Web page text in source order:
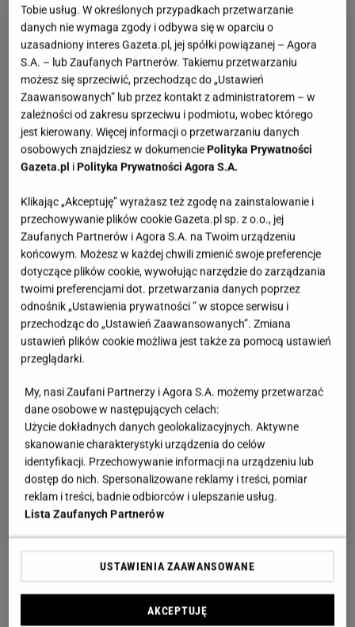
Tobie usług. W określonych przypadkach przetwarzanie
danych nie wymaga zgody i odbywa się w oparciu o
uzasadniony interes Gazeta.pl, jej spółki powiązanej – Agora
S.A. – lub Zaufanych Partnerów. Takiemu przetwarzaniu
możesz się sprzeciwić, przechodząc do „Ustawień
Zaawansowanych” lub przez kontakt z administratorem – w
zależności od zakresu sprzeciwu i podmiotu, wobec którego
jest kierowany. Więcej informacji o przetwarzaniu danych
osobowych znajdziesz w dokumencie Polityka Prywatności
Gazeta.pl i Polityka Prywatności Agora S.A.
Klikając „Akceptuję” wyrażasz też zgodę na zainstalowanie i
przechowywanie plików cookie Gazeta.pl sp. z o.o., jej
Zaufanych Partnerów i Agora S.A. na Twoim urządzeniu
końcowym. Możesz w każdej chwili zmienić swoje preferencje
dotyczące plików cookie, wywołując narzędzie do zarządzania
twoimi preferencjami dot. przetwarzania danych poprzez
odnośnik „Ustawienia prywatności ” w stopce serwisu i
przechodząc do „Ustawień Zaawansowanych”. Zmiana
ustawień plików cookie możliwa jest także za pomocą ustawień
przeglądarki.
My, nasi Zaufani Partnerzy i Agora S.A. możemy przetwarzać
dane osobowe w następujących celach:
Użycie dokładnych danych geolokalizacyjnych. Aktywne
skanowanie charakterystyki urządzenia do celów
identyfikacji. Przechowywanie informacji na urządzeniu lub
dostęp do nich. Spersonalizowane reklamy i treści, pomiar
reklam i treści, badnie odbiorców i ulepszanie usług.
Lista Zaufanych Partnerów
USTAWIENIA ZAAWANSOWANE
AKCEPTUJĘ